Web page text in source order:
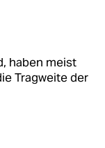
haben meist
Tragweite der